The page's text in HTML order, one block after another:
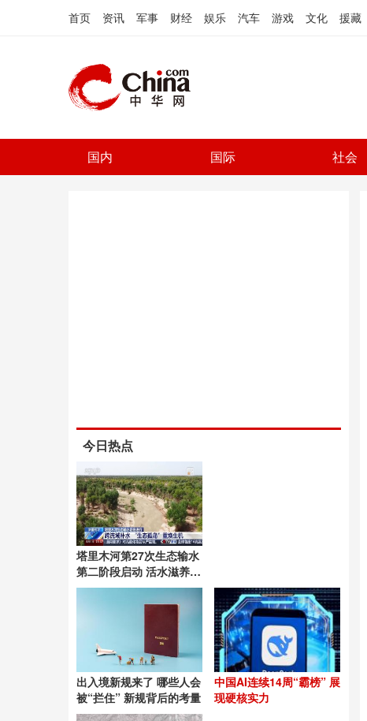
首页 资讯 军事 财经 娱乐 汽车 游戏 文化 援藏
国内 国际 社会
今日热点
塔里木河第27次生态输水
第二阶段启动 活水滋养绿
洲
出入境新规来了 哪些人会
被“拦住” 新规背后的考量
中国AI连续14周“霸榜” 展
现硬核实力